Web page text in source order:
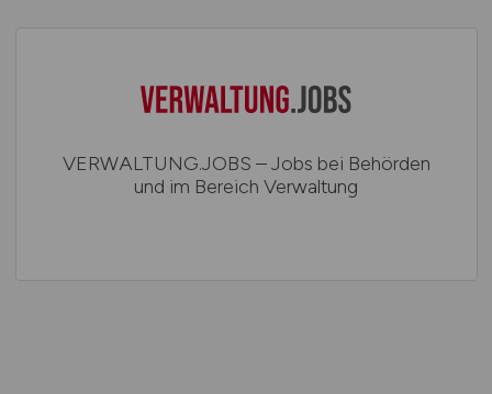
VERWALTUNG.JOBS – Jobs bei Behörden
und im Bereich Verwaltung